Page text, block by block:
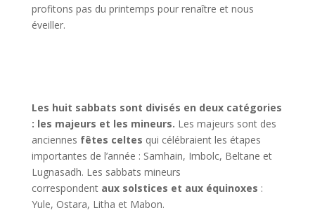
profitons pas du printemps pour renaître et nous
éveiller.
Les huit sabbats sont divisés en deux catégories
: les majeurs et les mineurs. Les majeurs sont des
anciennes fêtes celtes qui célébraient les étapes
importantes de l’année : Samhain, Imbolc, Beltane et
Lugnasadh. Les sabbats mineurs
correspondent aux solstices et aux équinoxes :
Yule, Ostara, Litha et Mabon.